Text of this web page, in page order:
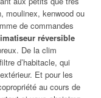
moulinex, kenwood ou
de commandes
réversible
De la clim
d’habitacle, qui
Et pour les
au cours de